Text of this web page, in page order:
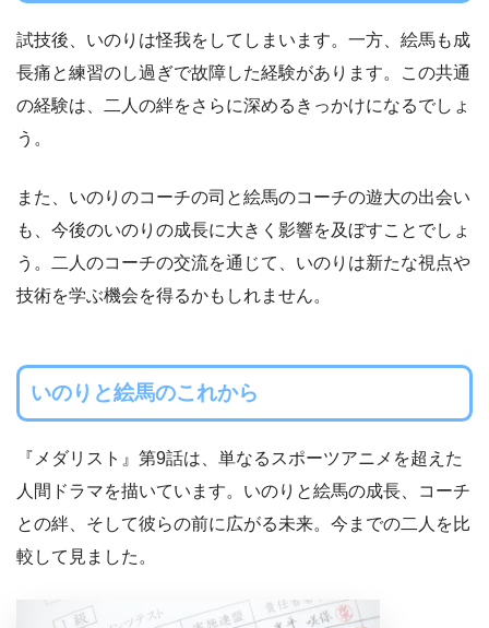
試技後、いのりは怪我をしてしまいます。一方、絵馬も成
長痛と練習のし過ぎで故障した経験があります。この共通
の経験は、二人の絆をさらに深めるきっかけになるでしょ
う。
また、いのりのコーチの司と絵馬のコーチの遊大の出会い
も、今後のいのりの成長に大きく影響を及ぼすことでしょ
う。二人のコーチの交流を通じて、いのりは新たな視点や
技術を学ぶ機会を得るかもしれません。
いのりと絵馬のこれから
『メダリスト』第9話は、単なるスポーツアニメを超えた
人間ドラマを描いています。いのりと絵馬の成長、コーチ
との絆、そして彼らの前に広がる未来。今までの二人を比
較して見ました。